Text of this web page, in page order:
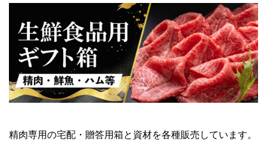
精肉専用の宅配・贈答用箱と資材を各種販売しています。